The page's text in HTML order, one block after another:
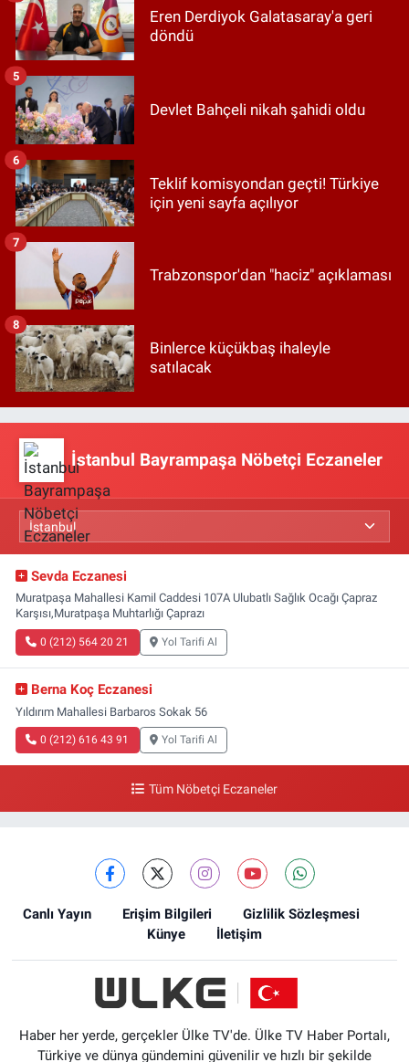
Eren Derdiyok Galatasaray'a geri
döndü
Devlet Bahçeli nikah şahidi oldu
5
Teklif komisyondan geçti! Türkiye
için yeni sayfa açılıyor
6
Trabzonspor'dan "haciz" açıklaması
7
Binlerce küçükbaş ihaleyle
satılacak
8
İstanbul Bayrampaşa Nöbetçi Eczaneler
Sevda Eczanesi
Muratpaşa Mahallesi Kamil Caddesi 107A Ulubatlı Sağlık Ocağı Çapraz
Karşısı,Muratpaşa Muhtarlığı Çaprazı
0 (212) 564 20 21 Yol Tarifi Al
Berna Koç Eczanesi
Yıldırım Mahallesi Barbaros Sokak 56
0 (212) 616 43 91 Yol Tarifi Al
Tüm Nöbetçi Eczaneler
Canlı Yayın Erişim Bilgileri
Gizlilik Sözleşmesi
Künye
İletişim
Haber her yerde, gerçekler Ülke TV'de. Ülke TV Haber Portalı,
Türkiye ve dünya gündemini güvenilir ve hızlı bir şekilde